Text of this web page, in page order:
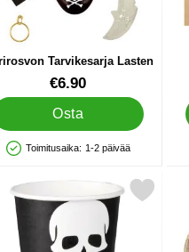
Tarvikesarja Lasten
24313€6.90
Osta
Saatavuus: Varastossa
Toimitusaika: 1-2 päivää
suosikiksi
Merkitse pääkallo